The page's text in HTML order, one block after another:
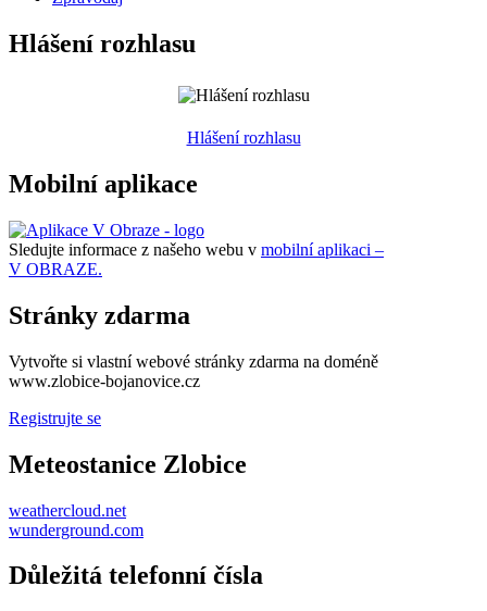
Hlášení rozhlasu
Hlášení rozhlasu
Mobilní aplikace
Sledujte informace z našeho webu v mobilní aplikaci –
V OBRAZE.
Stránky zdarma
Vytvořte si vlastní webové stránky zdarma na doméně
www.zlobice-bojanovice.cz
Registrujte se
Meteostanice Zlobice
weathercloud.net
wunderground.com
Důležitá telefonní čísla